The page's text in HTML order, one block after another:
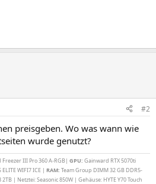
#2
preisgeben. Wo was wann wie
wurde genutzt?
Freezer III Pro 360 A-RGB| GPU: Gainward RTX 5070ti
WIFI7 ICE | RAM: Team Group DIMM 32 GB DDR5-
2TB | Netztei: Seasonic 850W | Gehäuse: HYTE Y70 Touch